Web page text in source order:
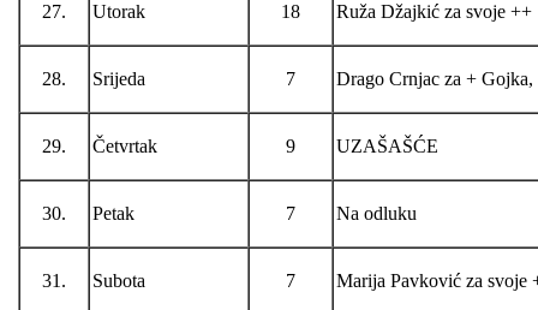
27. Utorak 18 Ruža Džajkić za svoje ++
28. Srijeda 7 Drago Crnjac za +
29. Četvrtak 9 UZAŠAŠĆE
30. Petak 7 Na odluku
31. Subota 7 Marija Pavković za svoje